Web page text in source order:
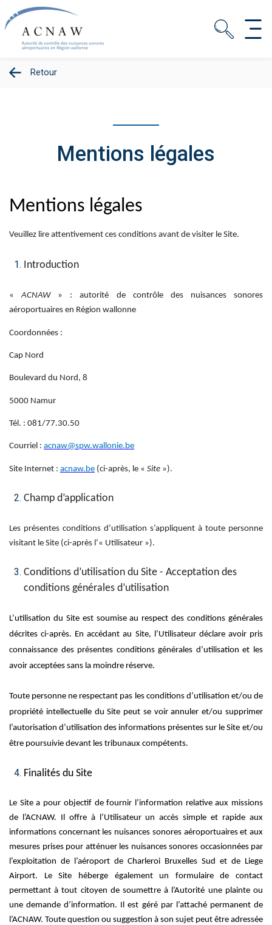
Retour
Mentions légales
Mentions légales
Veuillez lire attentivement ces conditions avant de visiter le Site.
Introduction
«ACNAW » : autorité de contrôle des nuisances sonores
aéroportuaires en Région wallonne
Coordonnées :
Cap Nord
Boulevard du Nord, 8
5000 Namur
Tél. : 081/77.30.50
Courriel : acnaw@spw.wallonie.be
Site Internet : acnaw.be (ci-après, le « Site »).
Champ d’application
Les présentes conditions d’utilisation s’appliquent à toute personne
visitant le Site (ci-après l’« Utilisateur »).
Conditions d’utilisation du Site - Acceptation des
conditions générales d’utilisation
L’utilisation du Site est soumise au respect des conditions générales
décrites ci-après. En accédant au Site, l’Utilisateur déclare avoir pris
connaissance des présentes conditions générales d’utilisation et les
avoir acceptées sans la moindre réserve.
Toute personne ne respectant pas les conditions d’utilisation et/ou de
propriété intellectuelle du Site peut se voir annuler et/ou supprimer
l’autorisation d’utilisation des informations présentes sur le Site et/ou
être poursuivie devant les tribunaux compétents.
Finalités du Site
Le Site a pour objectif de fournir l’information relative aux missions
de l’ACNAW. Il offre à l’Utilisateur un accès simple et rapide aux
informations concernant les nuisances sonores aéroportuaires et aux
mesures prises pour atténuer les nuisances sonores occasionnées par
l’exploitation de l’aéroport de Charleroi Bruxelles Sud et de Liege
Airport. Le Site héberge également un formulaire de contact
permettant à tout citoyen de soumettre à l’Autorité une plainte ou
une demande d’information. Il est géré par l’attaché permanent de
l’ACNAW. Toute question ou suggestion à son sujet peut être adressée